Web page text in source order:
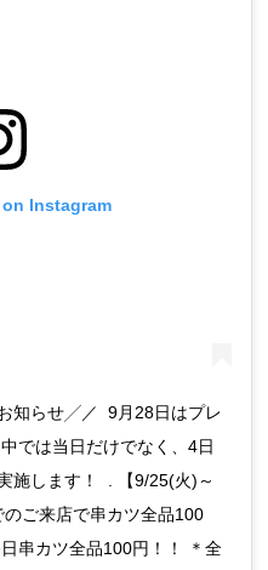
Instagram
知らせ╱／ 9月28日はプレ
では当日だけでなく、4日
施します！ . 【9/25(火)～
ご来店で串カツ全品100
串カツ全品100円！！ ＊全